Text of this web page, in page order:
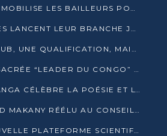
COP30 : LA BDEAC MOBILISE LES BAILLEURS POUR LE FONDS BLEU DU BASSIN DU CONGO
LES SOUVERAINISTES LANCENT LEUR BRANCHE JEUNE À BRAZZAVILLE
L’AS OTOHO, UN CLUB, UNE QUALIFICATION, MAIS ENCORE DES DOUTES
L’ONG BUTTERFLY SACRÉE “LEADER DU CONGO” AU PRIX D’EXCELLENCE 2025
STIVEN MAGE MAKANGA CÉLÈBRE LA POÉSIE ET L’HUMAIN AVEC SON RECUEIL “HECTARE”
PR. ROGER ARMAND MAKANY RÉÉLU AU CONSEIL DE L’AUF
ÉNERGIE : UNE NOUVELLE PLATEFORME SCIENTIFIQUE POUR LA TRANSITION ÉNERGÉTIQUE EN AFRIQUE CENTRALE